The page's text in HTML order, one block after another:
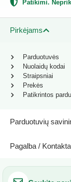
Patikimi.
Pirkėjams
Parduotuvių
Pagalba /
Parduotuvės
Nuolaidų kodai
Straipsniai
Prekės
Patikrintos